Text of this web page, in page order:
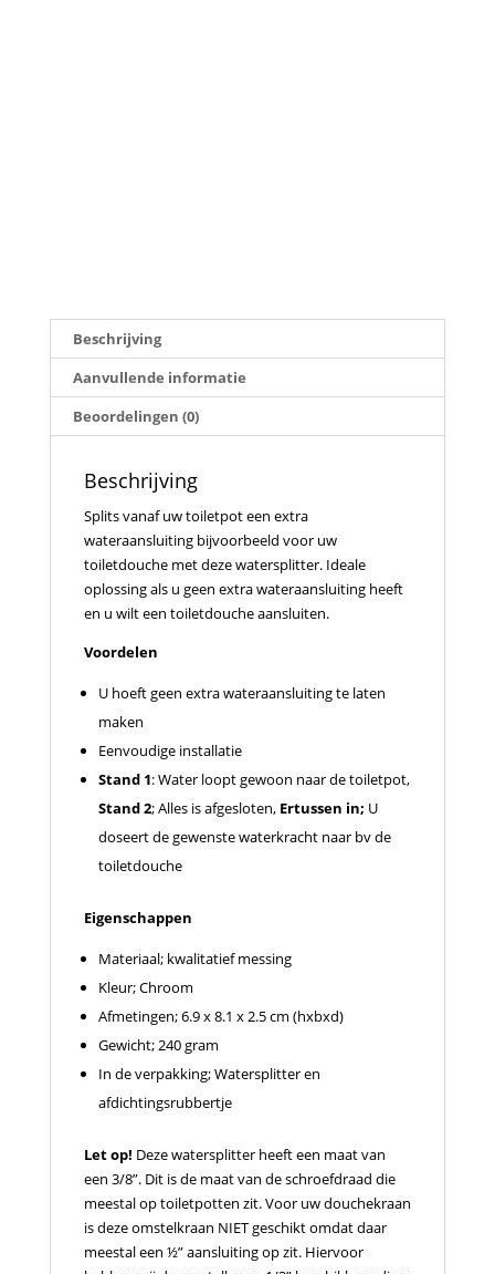
Beschrijving
Aanvullende informatie
Beoordelingen (0)
Beschrijving
Splits vanaf uw toiletpot een extra
wateraansluiting bijvoorbeeld voor uw
toiletdouche met deze watersplitter. Ideale
oplossing als u geen extra wateraansluiting heeft
en u wilt een toiletdouche aansluiten.
Voordelen
U hoeft geen extra wateraansluiting te laten
maken
Eenvoudige installatie
Stand 1: Water loopt gewoon naar de toiletpot,
Stand 2; Alles is afgesloten, Ertussen in; U
doseert de gewenste waterkracht naar bv de
toiletdouche
Eigenschappen
Materiaal; kwalitatief messing
Kleur; Chroom
Afmetingen; 6.9 x 8.1 x 2.5 cm (hxbxd)
Gewicht; 240 gram
In de verpakking; Watersplitter en
afdichtingsrubbertje
Let op! Deze watersplitter heeft een maat van
een 3/8”. Dit is de maat van de schroefdraad die
meestal op toiletpotten zit. Voor uw douchekraan
is deze omstelkraan NIET geschikt omdat daar
meestal een ½” aansluiting op zit. Hiervoor